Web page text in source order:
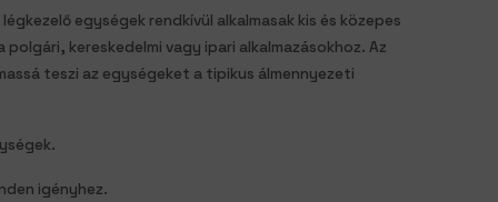
egységek rendkívül alkalmasak kis és közepes
kereskedelmi vagy ipari alkalmazásokhoz. Az
teszi az egységeket a tipikus álmennyezeti
igényhez.